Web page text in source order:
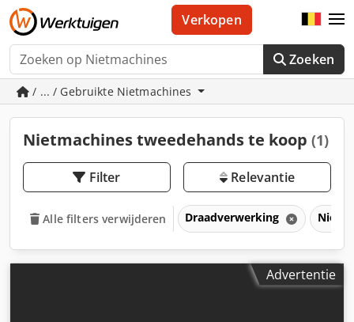
Zoeken
Verkopen
/ ... / Gebruikte Nietmachines
Nietmachines tweedehands te koop (1)
Filter Relevantie
Alle filters verwijderen Draadverwerking
Advertentie